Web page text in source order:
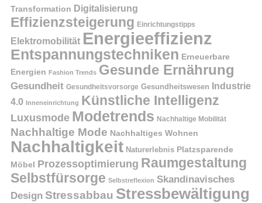
Transformation Digitalisierung
Effizienzsteigerung Einrichtungstipps
Elektromobilität Energieeffizienz
Entspannungstechniken Erneuerbare
Energien Fashion Trends Gesunde Ernährung
Gesundheit Gesundheitsvorsorge Gesundheitswesen Industrie
4.0 Inneneinrichtung Künstliche Intelligenz
Luxusmode Modetrends Nachhaltige Mobilität
Nachhaltige Mode Nachhaltiges Wohnen
Nachhaltigkeit Naturerlebnis Platzsparende
Möbel
Prozessoptimierung Raumgestaltung
Selbstfürsorge Selbstreflexion Skandinavisches
Design Stressabbau Stressbewältigung